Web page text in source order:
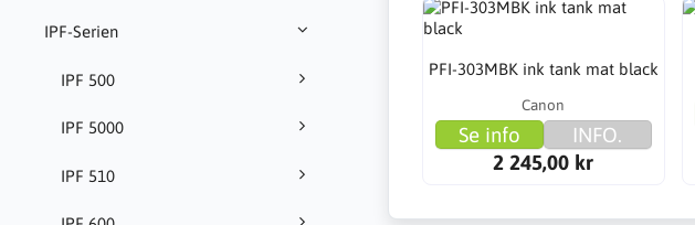
IPF-Serien
IPF 500
IPF 5000
IPF 510
PFI-303MBK ink tank mat black
Canon
Se info
INFO.
2 245,00 kr